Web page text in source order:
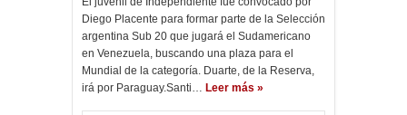
Diego Placente para formar parte de la Selección
argentina Sub 20 que jugará el Sudamericano
en Venezuela, buscando una plaza para el
Mundial de la categoría. Duarte, de la Reserva,
irá por Paraguay.Santi… Leer más »